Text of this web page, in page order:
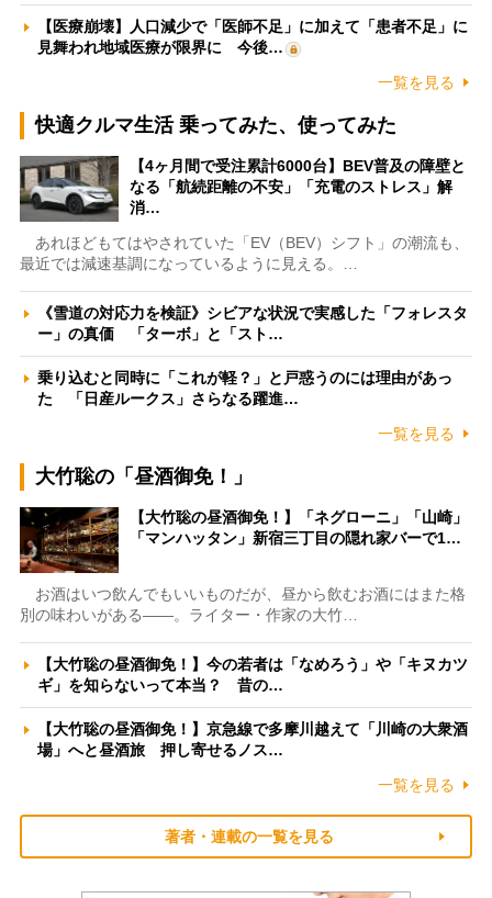
【医療崩壊】人口減少で「医師不足」に加えて「患者不足」に
見舞われ地域医療が限界に 今後…
一覧を見る
快適クルマ生活 乗ってみた、使ってみた
【4ヶ月間で受注累計6000台】BEV普及の障壁と
なる「航続距離の不安」「充電のストレス」解
消…
あれほどもてはやされていた「EV（BEV）シフト」の潮流も、
最近では減速基調になっているように見える。…
《雪道の対応力を検証》シビアな状況で実感した「フォレスタ
ー」の真価 「ターボ」と「スト…
乗り込むと同時に「これが軽？」と戸惑うのには理由があっ
た 「日産ルークス」さらなる躍進…
一覧を見る
大竹聡の「昼酒御免！」
【大竹聡の昼酒御免！】「ネグローニ」「山崎」
「マンハッタン」新宿三丁目の隠れ家バーで1…
お酒はいつ飲んでもいいものだが、昼から飲むお酒にはまた格
別の味わいがある――。ライター・作家の大竹…
【大竹聡の昼酒御免！】今の若者は「なめろう」や「キヌカツ
ギ」を知らないって本当？ 昔の…
【大竹聡の昼酒御免！】京急線で多摩川越えて「川崎の大衆酒
場」へと昼酒旅 押し寄せるノス…
一覧を見る
著者・連載の一覧を見る